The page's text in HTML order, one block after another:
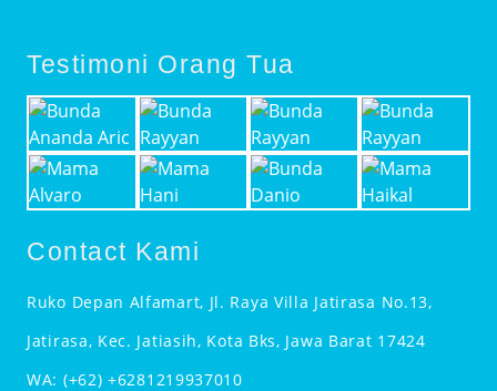
Testimoni Orang Tua
Contact Kami
Ruko Depan Alfamart, Jl. Raya Villa Jatirasa No.13,
Jatirasa, Kec. Jatiasih, Kota Bks, Jawa Barat 17424
WA: (+62) +6281219937010